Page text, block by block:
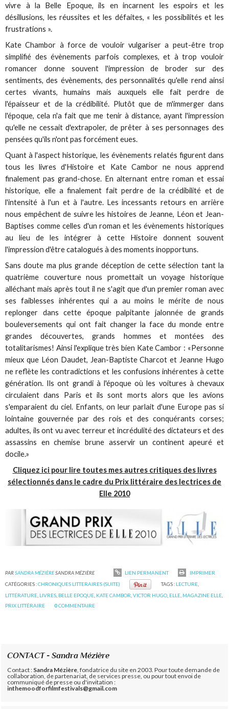
vivre à la Belle Epoque, ils en incarnent les espoirs et les
désillusions, les réussites et les défaites, « les possibilités et les
frustrations ».
Kate Chambor à force de vouloir vulgariser a peut-être trop
simplifié des évènements parfois complexes, et à trop vouloir
romancer donne souvent l'impression de broder sur des
sentiments, des évènements, des personnalités qu'elle rend ainsi
certes vivants, humains mais auxquels elle fait perdre de
l'épaisseur et de la crédibilité. Plutôt que de m'immerger dans
l'époque, cela n'a fait que me tenir à distance, ayant l'impression
qu'elle ne cessait d'extrapoler, de prêter à ses personnages des
pensées qu'ils n'ont pas forcément eues.
Quant à l'aspect historique, les évènements relatés figurent dans
tous les livres d'Histoire et Kate Cambor ne nous apprend
finalement pas grand-chose. En alternant entre roman et essai
historique, elle a finalement fait perdre de la crédibilité et de
l'intensité à l'un et à l'autre. Les incessants retours en arrière
nous empêchent de suivre les histoires de Jeanne, Léon et Jean-
Baptises comme celles d'un roman et les évènements historiques
au lieu de les intégrer à cette Histoire donnent souvent
l'impression d'être catalogués à des moments inopportuns.
Sans doute ma plus grande déception de cette sélection tant la
quatrième couverture nous promettait un voyage historique
alléchant mais après tout il ne s'agit que d'un premier roman avec
ses faiblesses inhérentes qui a au moins le mérite de nous
replonger dans cette époque palpitante jalonnée de grands
bouleversements qui ont fait changer la face du monde entre
grandes découvertes, grands hommes et montées des
totalitarismes! Ainsi l'explique très bien Kate Cambor : «Personne
mieux que Léon Daudet, Jean-Baptiste Charcot et Jeanne Hugo
ne reflète les contradictions et les confusions inhérentes à cette
génération. Ils ont grandi à l'époque où les voitures à chevaux
circulaient dans Paris et ils sont morts alors que les avions
s'emparaient du ciel. Enfants, on leur parlait d'une Europe pas si
lointaine gouvernée par des rois et des conquérants corses;
adultes, ils ont vu avec terreur et incrédulité des dictateurs et des
assassins en chemise brune asservir un continent apeuré et
docile.»
Cliquez ici pour lire toutes mes autres critiques des livres
sélectionnés dans le cadre du Prix littéraire des lectrices de
Elle 2010
PARSANDRA MÉZIÈRESANDRA MÉZIÈRE LIEN PERMANENT
IMPRIMER
CATÉGORIES :CHRONIQUES LITTERAIRES (SUITE) TAGS : LECTURE,
LITTÉRATURE LIVRES BELLE EPOQUE KATE CAMBOR ,VICTOR HUGO ELLE MAGAZINE ELLE
PRIX LITTÉRAIRE
0COMMENTAIRE
CONTACT - Sandra Mézière
Contact : Sandra Mézière , fondatrice du site en 2003. Pour toute demande de
collaboration, de partenariat, de services presse, ou pour tout envoi de
communiqué de presse ou d'invitation :
inthemoodforfilmfestivals@gmail.com